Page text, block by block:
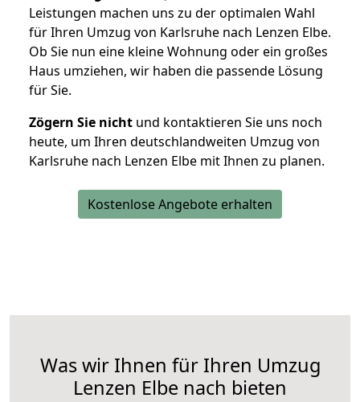
Leistungen machen uns zu der optimalen Wahl
für Ihren Umzug von Karlsruhe nach Lenzen Elbe.
Ob Sie nun eine kleine Wohnung oder ein großes
Haus umziehen, wir haben die passende Lösung
für Sie.
Zögern Sie nicht und kontaktieren Sie uns noch
heute, um Ihren deutschlandweiten Umzug von
Karlsruhe nach Lenzen Elbe mit Ihnen zu planen.
Kostenlose Angebote erhalten
Was wir Ihnen für Ihren Umzug
Lenzen Elbe nach bieten